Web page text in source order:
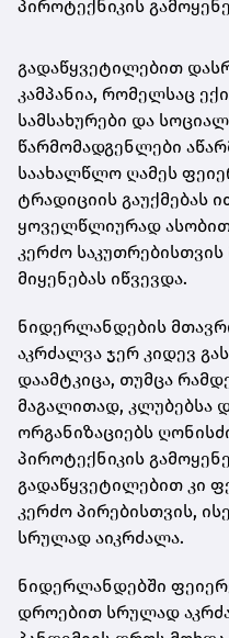
პიროტექნიკის
გადაწყვეტილებით
კამპანია, რომელსაც
სამსახურები და
წარმომადგენლები
საახალწლო ღამეს
ტრადიციის გაუქმებას
ყოველწლიურად ასობით
კერძო
მიყენებას იწვევდა.
ნიდერლანდების
აკრძალვა ჯერ კიდევ
დაამტკიცა, თუმცა
მაგალითად, კლუბებსა
ორგანიზაციებს
პიროტექნიკის
გადაწყვეტილებით კი
კერძო პირებისთვის,
სრულად აიკრძალა.
ნიდერლანდებში
დროებით სრულად